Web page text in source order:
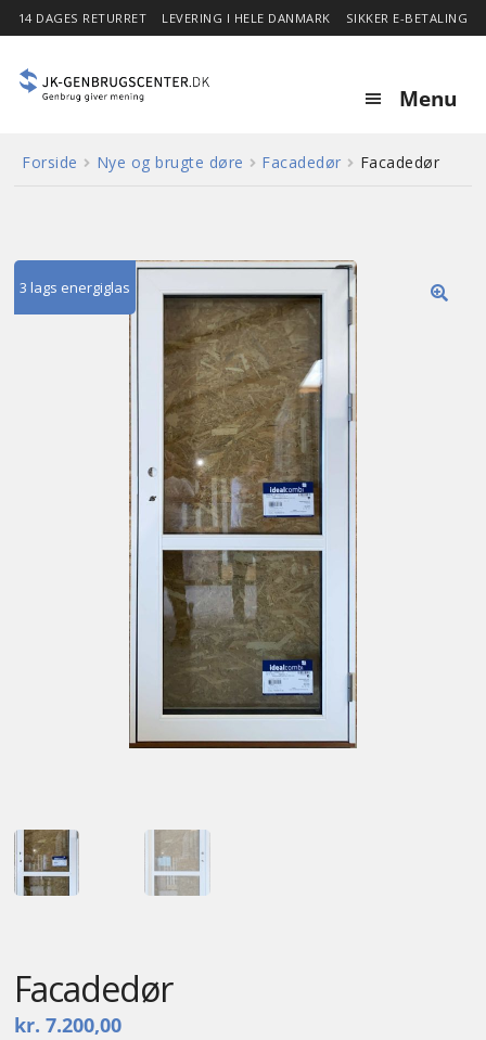
14 DAGES RETURRET LEVERING I HELE DANMARK SIKKER E-BETALING
Menu
Forside
menu
Stor besparelse
Forside Nye og brugte døre Facadedør Facadedør
3 lags energiglas
Facadedør
kr. 7.200,00